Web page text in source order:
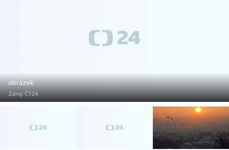
obrázek
Zdroj:ČT24